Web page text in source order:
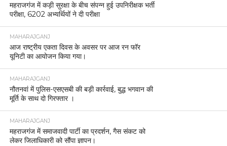
महराजगंज में कड़ी सुरक्षा के बीच संपन्न हुई उपनिरीक्षक भर्ती
परीक्षा, 6202 अभ्यर्थियों ने दी परीक्षा
MAHARAJGANJ
आज राष्ट्रीय एकता दिवस के अवसर पर आज रन फॉर
यूनिटी का आयोजन किया गया।
MAHARAJGANJ
नौतनवां में पुलिस-एसएसबी की बड़ी कार्रवाई, बुद्ध भगवान की
मूर्ति के साथ दो गिरफ्तार ।
MAHARAJGANJ
महराजगंज में समाजवादी पार्टी का प्रदर्शन, गैस संकट को
लेकर जिलाधिकारी को सौंपा ज्ञापन।